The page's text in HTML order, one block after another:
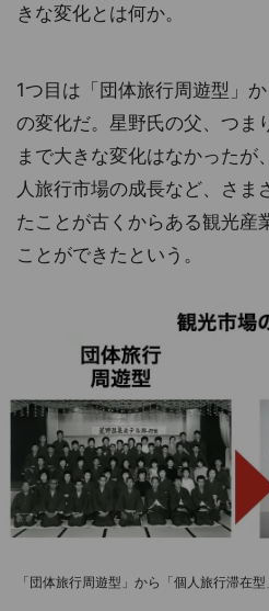
きな変化とは何か。
1つ目は「団体旅行周遊型」
の変化だ。星野氏の父、つま
まで大きな変化はなかったが
人旅行市場の成長など、さま
たことが古くからある観光産
ことができたという。
「団体旅行周遊型」から「個人旅行滞在